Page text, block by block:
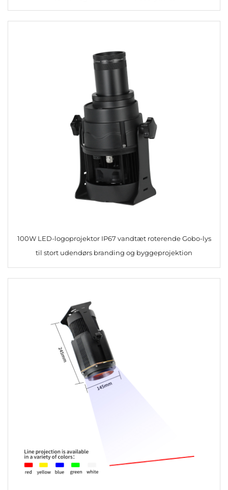
100W LED-logoprojektor IP67 vandtæt roterende Gobo-lys
til stort udendørs branding og byggeprojektion